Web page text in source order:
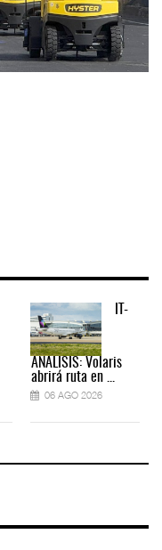
IT-
ANÁLISIS: Volaris
abrirá ruta en ...
06 AGO 2026